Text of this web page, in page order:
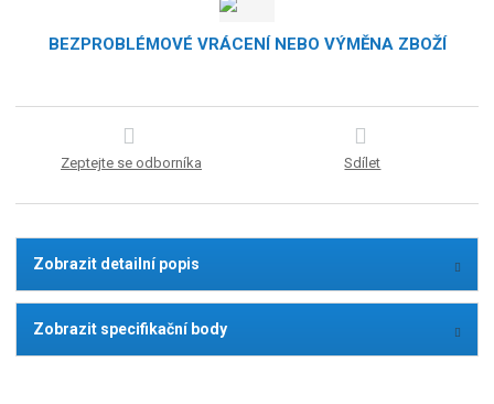
BEZPROBLÉMOVÉ VRÁCENÍ NEBO VÝMĚNA ZBOŽÍ
Zeptejte se odborníka Sdílet
Zobrazit detailní popis
Zobrazit specifikační body